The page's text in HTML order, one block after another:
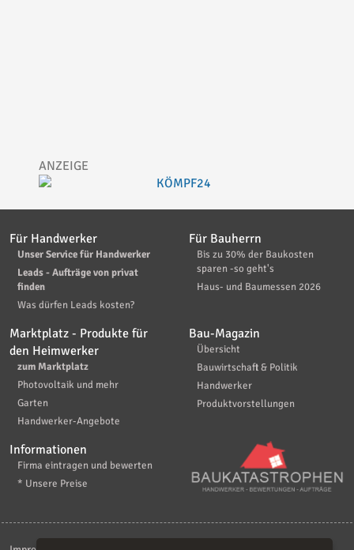
Für Handwerker
Unser Service für Handwerker
Leads - Aufträge von privat
finden
Was dürfen Leads kosten?
Für Bauherrn
Bis zu 30% der Baukosten
sparen -so geht's
Haus- und Baumessen 2026
Marktplatz - Produkte für
den Heimwerker
zum Marktplatz
Photovoltaik und mehr
Garten
Handwerker-Angebote
Bau-Magazin
Übersicht
Bauwirtschaft & Politik
Handwerker
Produktvorstellungen
Informationen
Firma eintragen und bewerten
* Unsere Preise